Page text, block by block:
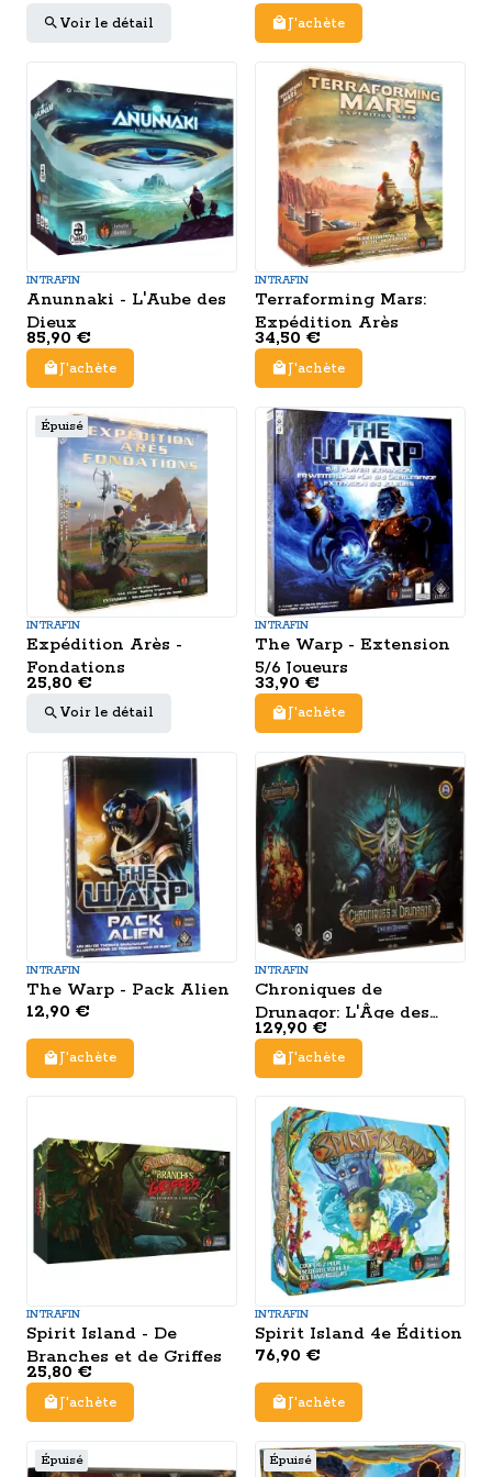
Voir le détail J'achète
INTRAFIN
Anunnaki - L'Aube des
Dieux
85,90 €
J'achète
INTRAFIN
Terraforming Mars:
Expédition Arès
34,50 €
J'achète
Épuisé
INTRAFIN
Expédition Arès -
Fondations
25,80 €
Voir le détail
INTRAFIN
The Warp - Extension
5/6 Joueurs
33,90 €
J'achète
INTRAFIN
The Warp - Pack Alien
12,90 €
J'achète
INTRAFIN
Chroniques de
Drunagor: L'Âge des
Ténèbres
129,90 €
J'achète
INTRAFIN
Spirit Island - De
Branches et de Griffes
25,80 €
J'achète
INTRAFIN
Spirit Island 4e Édition
76,90 €
J'achète
Épuisé Épuisé